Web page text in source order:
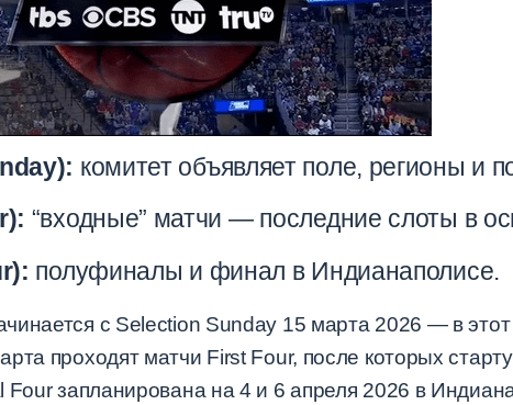
комитет объявляет поле, регионы и
“входные” матчи — последние слоты в
полуфиналы и финал в Индианаполисе.
с Selection Sunday 15 марта 2026 — в
проходят матчи First Four, после которых
Four запланирована на 4 и 6 апреля 2026 в